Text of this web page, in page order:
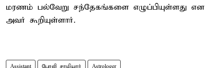
மரணம் பல்வேறு சந்தேகங்களை எழுப்பியுள்ளது என
அவர் கூறியுள்ளார்.
Assistant போலி சாமியார் Astrologer